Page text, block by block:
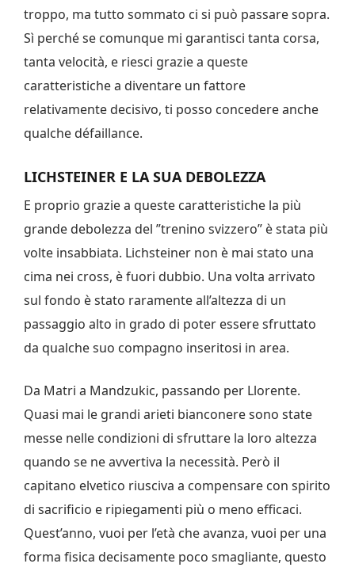
troppo, ma tutto sommato ci si può passare sopra.
Sì perché se comunque mi garantisci tanta corsa,
tanta velocità, e riesci grazie a queste
caratteristiche a diventare un fattore
relativamente decisivo, ti posso concedere anche
qualche défaillance.
LICHSTEINER E LA SUA DEBOLEZZA
E proprio grazie a queste caratteristiche la più
grande debolezza del ”trenino svizzero” è stata più
volte insabbiata. Lichsteiner non è mai stato una
cima nei cross, è fuori dubbio. Una volta arrivato
sul fondo è stato raramente all’altezza di un
passaggio alto in grado di poter essere sfruttato
da qualche suo compagno inseritosi in area.
Da Matri a Mandzukic, passando per Llorente.
Quasi mai le grandi arieti bianconere sono state
messe nelle condizioni di sfruttare la loro altezza
quando se ne avvertiva la necessità. Però il
capitano elvetico riusciva a compensare con spirito
di sacrificio e ripiegamenti più o meno efficaci.
Quest’anno, vuoi per l’età che avanza, vuoi per una
forma fisica decisamente poco smagliante, questo